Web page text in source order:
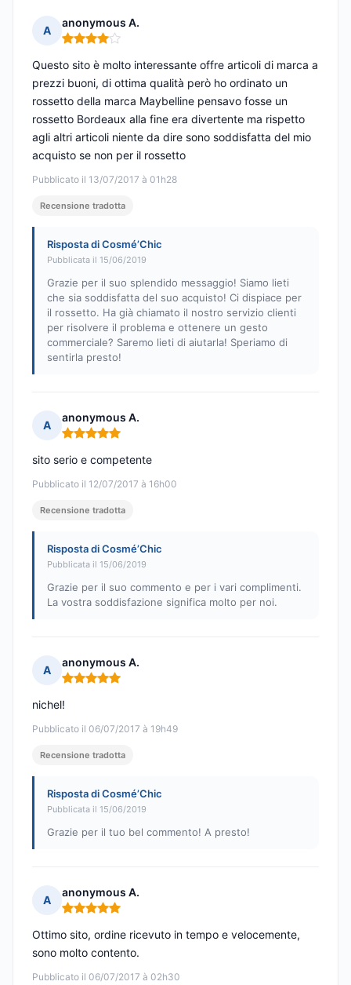
A
anonymous A.
Nota: 4 su 5
Pubblicato il 13/07/2017 à 01h28
Questo sito è molto interessante offre articoli di marca a
prezzi buoni, di ottima qualità però ho ordinato un
rossetto della marca Maybelline pensavo fosse un
rossetto Bordeaux alla fine era divertente ma rispetto
agli altri articoli niente da dire sono soddisfatta del mio
acquisto se non per il rossetto
Recensione tradotta
Risposta di Cosmé’Chic
Pubblicata il 15/06/2019
Grazie per il suo splendido messaggio! Siamo lieti
che sia soddisfatta del suo acquisto! Ci dispiace per
il rossetto. Ha già chiamato il nostro servizio clienti
per risolvere il problema e ottenere un gesto
commerciale? Saremo lieti di aiutarla! Speriamo di
sentirla presto!
A
anonymous A.
Nota: 5 su 5
Pubblicato il 12/07/2017 à 16h00
sito serio e competente
Recensione tradotta
Risposta di Cosmé’Chic
Pubblicata il 15/06/2019
Grazie per il suo commento e per i vari complimenti.
La vostra soddisfazione significa molto per noi.
A
anonymous A.
Nota: 5 su 5
Pubblicato il 06/07/2017 à 19h49
nichel!
Recensione tradotta
Risposta di Cosmé’Chic
Pubblicata il 15/06/2019
Grazie per il tuo bel commento! A presto!
A
anonymous A.
Nota: 5 su 5
Pubblicato il 06/07/2017 à 02h30
Ottimo sito, ordine ricevuto in tempo e velocemente,
sono molto contento.